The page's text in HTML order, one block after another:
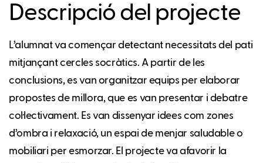
Descripció del projecte
L’alumnat va començar detectant necessitats del pati
mitjançant cercles socràtics. A partir de les
conclusions, es van organitzar equips per elaborar
propostes de millora, que es van presentar i debatre
col·lectivament. Es van dissenyar idees com zones
d’ombra i relaxació, un espai de menjar saludable o
mobiliari per esmorzar. El projecte va afavorir la